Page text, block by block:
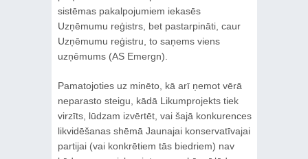
sistēmas pakalpojumiem iekasēs
Uzņēmumu reģistrs, bet pastarpināti, caur
Uzņēmumu reģistru, to saņems viens
uzņēmums (AS Emergn).
Pamatojoties uz minēto, kā arī ņemot vērā
neparasto steigu, kādā Likumprojekts tiek
virzīts, lūdzam izvērtēt, vai šajā konkurences
likvidēšanas shēmā Jaunajai konservatīvajai
partijai (vai konkrētiem tās biedriem) nav